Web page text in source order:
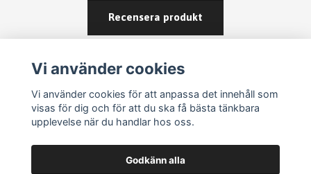
Recensera produkt
Vi använder cookies
Vi använder cookies för att anpassa det innehåll som
visas för dig och för att du ska få bästa tänkbara
upplevelse när du handlar hos oss.
Godkänn alla